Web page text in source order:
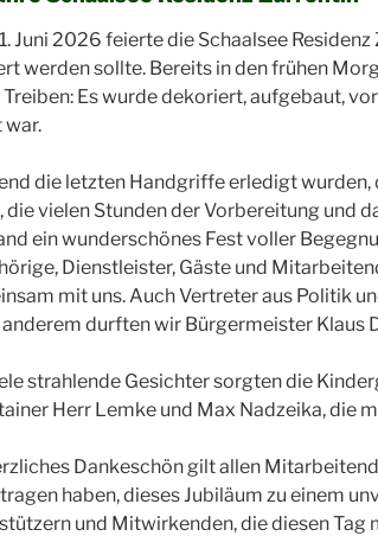
Juni 2026 feierte die Schaalsee
werden sollte. Bereits in den frühen
Treiben: Es wurde dekoriert, aufgebaut,
war.
die letzten Handgriffe erledigt
die vielen Stunden der Vorbereitung und
ein wunderschönes Fest voller
Dienstleister, Gäste und
mit uns. Auch Vertreter aus Politik
anderem durften wir Bürgermeister Klaus
strahlende Gesichter sorgten die
Herr Lemke und Max Nadzeika, die
Dankeschön gilt allen
haben, dieses Jubiläum zu einem
und Mitwirkenden, die diesen